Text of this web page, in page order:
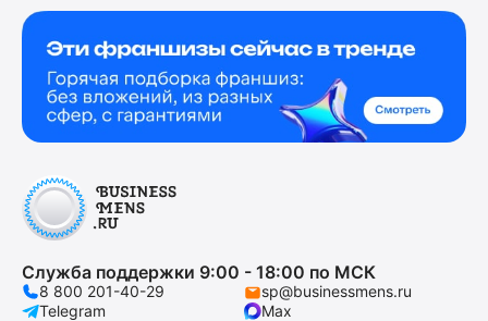
Служба поддержки 9:00 - 18:00 по МСК
8 800 201-40-29
sp@businessmens.ru
Telegram
Max